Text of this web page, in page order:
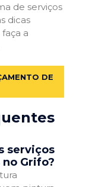
de serviços
dicas
a
DE
serviços
Grifo?